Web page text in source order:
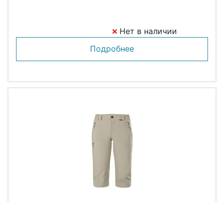
Нет в наличии
Подробнее